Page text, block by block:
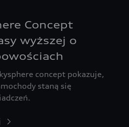
Concept
wyższej o
concept pokazuje,
staną się